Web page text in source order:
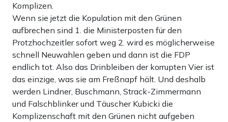
Komplizen.
Wenn sie jetzt die Kopulation mit den Grünen
aufbrechen sind 1. die Ministerposten für den
Protzhochzeitler sofort weg 2. wird es möglicherweise
schnell Neuwahlen geben und dann ist die FDP
endlich tot. Also das Drinbleiben der korrupten Vier ist
das einzige, was sie am Freßnapf hält. Und deshalb
werden Lindner, Buschmann, Strack-Zimmermann
und Falschblinker und Täuscher Kubicki die
Komplizenschaft mit den Grünen nicht aufgeben